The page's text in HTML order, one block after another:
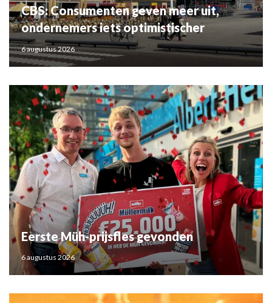
CBS: Consumenten geven meer uit,
ondernemers iets optimistischer
6 augustus 2026
Eerste Müh-prijsfles gevonden
6 augustus 2026